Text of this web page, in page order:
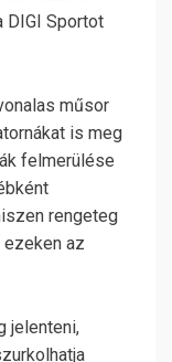
DIGI Sportot
műsor
is meg
felmerülése
rengeteg
az
jelenteni,